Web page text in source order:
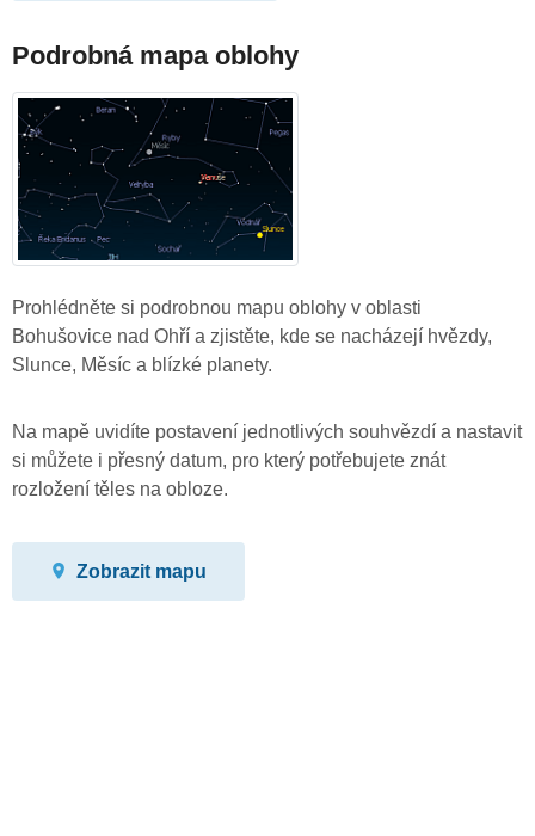
Podrobná mapa oblohy
Prohlédněte si podrobnou mapu oblohy v oblasti
Bohušovice nad Ohří a zjistěte, kde se nacházejí hvězdy,
Slunce, Měsíc a blízké planety.
Na mapě uvidíte postavení jednotlivých souhvězdí a nastavit
si můžete i přesný datum, pro který potřebujete znát
rozložení těles na obloze.
Zobrazit mapu